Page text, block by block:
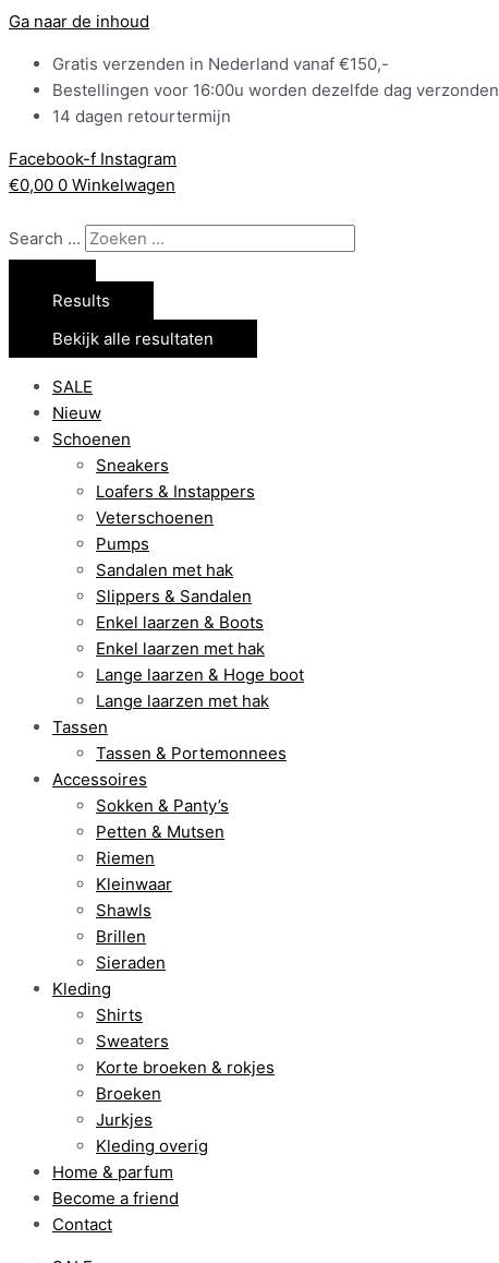
Ga naar de inhoud
Gratis verzenden in Nederland vanaf €150,-
Bestellingen voor 16:00u worden dezelfde dag verzonden
14 dagen retourtermijn
Facebook-f Instagram
€0,00 0 Winkelwagen
Search ...
Results
Bekijk alle resultaten
SALE
Nieuw
Schoenen
Sneakers
Loafers & Instappers
Veterschoenen
Pumps
Sandalen met hak
Slippers & Sandalen
Enkel laarzen & Boots
Enkel laarzen met hak
Lange laarzen & Hoge boot
Lange laarzen met hak
Tassen
Tassen & Portemonnees
Accessoires
Sokken & Panty’s
Petten & Mutsen
Riemen
Kleinwaar
Shawls
Brillen
Sieraden
Kleding
Shirts
Sweaters
Korte broeken & rokjes
Broeken
Jurkjes
Kleding overig
Home & parfum
Become a friend
Contact